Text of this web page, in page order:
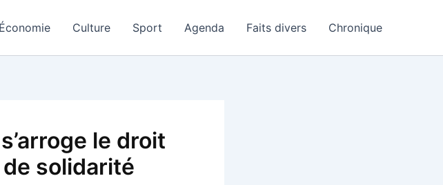
Économie Culture Sport Agenda Faits divers Chronique
le droit
solidarité